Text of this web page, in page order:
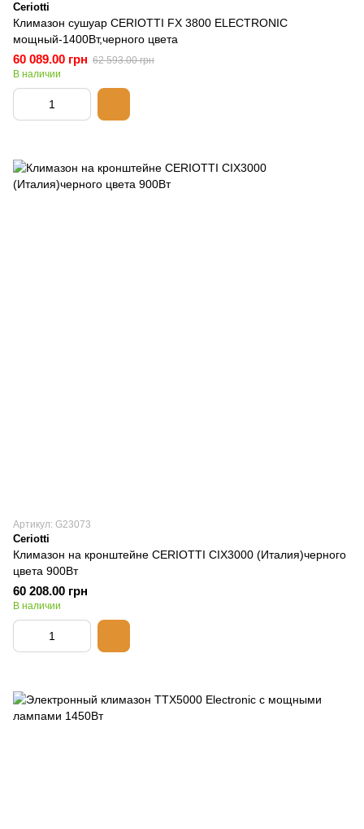
Ceriotti
Климазон сушуар CERIOTTI FX 3800 ELECTRONIC
мощный-1400Вт,черного цвета
60 089.00 грн 62 593.00 грн
В наличии
Артикул: G23073
Ceriotti
Климазон на кронштейне CERIOTTI CIX3000 (Италия)черного
цвета 900Вт
60 208.00 грн
В наличии